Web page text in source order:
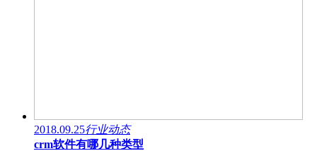
2018.09.25行业动态
crm软件有哪几种类型